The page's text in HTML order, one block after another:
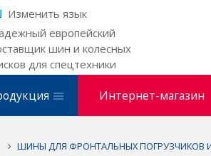
Изменить язык
европейский
шин и колесных
для спецтехники
Интернет-магазин
ШИНЫ ДЛЯ ФРОНТАЛЬНЫХ ПОГРУЗЧИКОВ И